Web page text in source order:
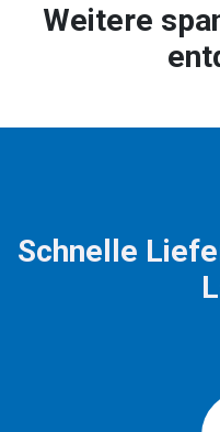
Weitere
Schnelle